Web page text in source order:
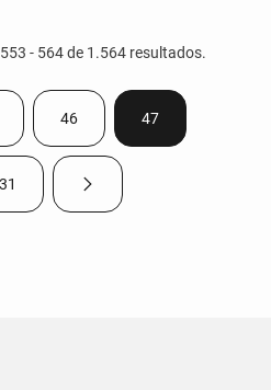
- 564 de 1.564 resultados.
intermedias Use TAB para
Página
46 Página
47
Use TAB para desplazarse.
Página Página siguiente